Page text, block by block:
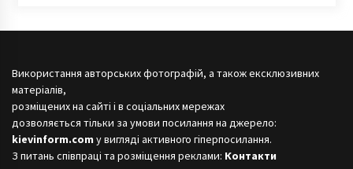
Використання авторських фотографій, а також ексклюзивних
матеріалів,
розміщених на сайті і в соціальних мережах
дозволяється тільки за умови посилання на джерело:
kievinform.com у вигляді активного гіперпосилання.
З питань співпраці та розміщення реклами: Контакти